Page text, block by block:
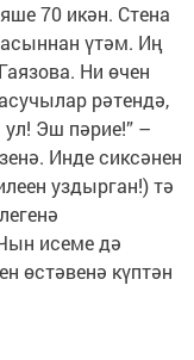
70 икән. Стена
үтәм. Иң
Ни өчен
рәтендә,
Эш пәрие!” –
Инде сиксәнен
уздырган!) тә
исеме дә
өстәвенә күптән